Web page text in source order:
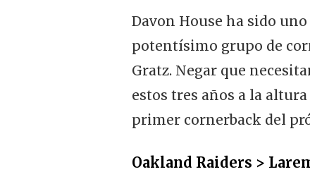
Davon House ha sido
potentísimo grupo de
Gratz. Negar que
estos tres años a la
primer cornerback del
Oakland Raiders >